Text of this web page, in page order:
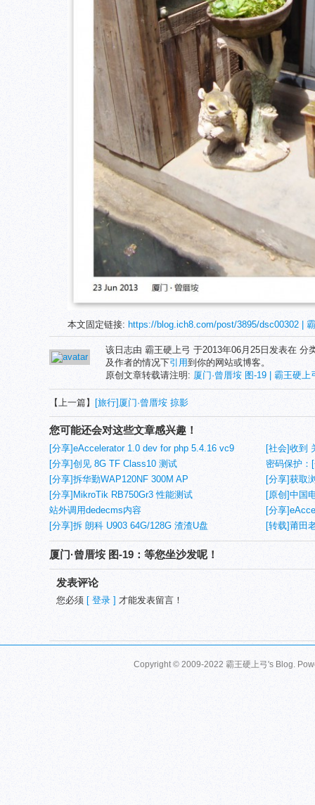
本文固定链接: https://blog.ich8.com/post/3895/dsc00302 |
该日志由 霸王硬上弓 于2013年06月25日发表在 分
及作者的情况下引用到你的网站或博客。
原创文章转载请注明: 厦门·曾厝垵 图-19 | 霸王硬上
【上一篇】 [旅行]厦门·曾厝垵 掠影
您可能还会对这些文章感兴趣！
[分享]eAccelerator 1.0 dev for php 5.4.16 vc9
nts（非线程安全）
[社会]收到
(1)
[分享]创见 8G TF Class10 测试
密码保护：
[分享]拆华勤WAP120NF 300M AP
[分享]获取
[分享]MikroTik RB750Gr3 性能测试
[原创]中国
站外调用dedecms内容
[分享
nts（非线
[分享]拆 朗科 U903 64G/128G 渣渣U盘 [转载]莆田
厦门·曾厝垵 图-19：等您坐沙发呢！
发表评论
您必须 [ 登录 ] 才能发表留言！
Copyright © 2009-2022 霸王硬上弓's Blog.